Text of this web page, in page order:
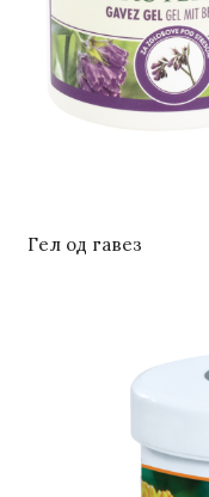
Гел од гавез